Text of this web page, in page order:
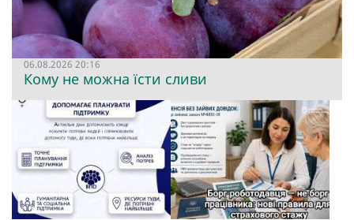
06.08.2026 20:16
Кому не можна їсти сливи